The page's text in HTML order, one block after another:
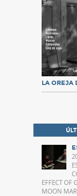
LA OREJA
EFFECT OF
MOON